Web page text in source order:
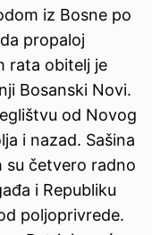
iz Bosne po
propaloj
rata obitelj je
Bosanski Novi.
od Novog
i nazad. Sašina
su četvero radno
i Republiku
poljoprivrede.